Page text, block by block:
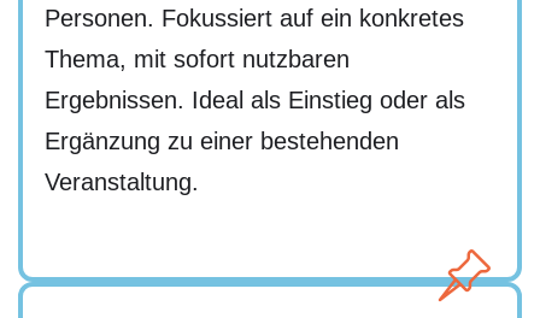
Personen. Fokussiert auf ein konkretes
Thema, mit sofort nutzbaren
Ergebnissen. Ideal als Einstieg oder als
Ergänzung zu einer bestehenden
Veranstaltung.